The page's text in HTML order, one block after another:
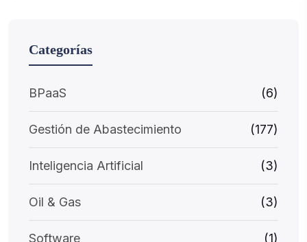
Categorías
BPaaS (6)
Gestión de Abastecimiento (177)
Inteligencia Artificial (3)
Oil & Gas (3)
Software (1)